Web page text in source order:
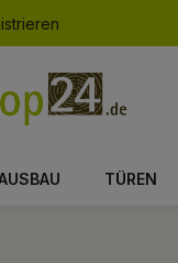
springen
TÜREN